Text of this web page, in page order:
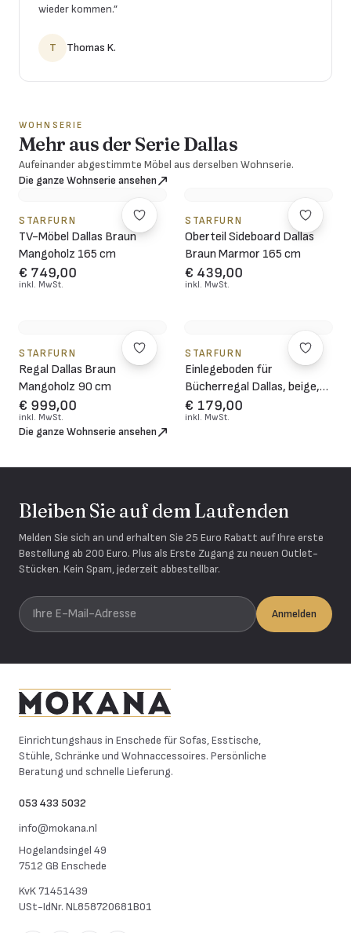
wieder kommen.”
T Thomas K.
WOHNSERIE
Mehr aus der Serie Dallas
Aufeinander abgestimmte Möbel aus derselben Wohnserie.
Die ganze Wohnserie ansehen
STARFURN
TV-Möbel Dallas Braun
Mangoholz 165 cm
€ 749,00
inkl. MwSt.
STARFURN
Oberteil Sideboard Dallas
Braun Marmor 165 cm
€ 439,00
inkl. MwSt.
STARFURN
Regal Dallas Braun
Mangoholz 90 cm
€ 999,00
inkl. MwSt.
STARFURN
Einlegeboden für
Bücherregal Dallas, beige,
Marmoroptik, 2er-Set
€ 179,00
inkl. MwSt.
Die ganze Wohnserie ansehen
Bleiben Sie auf dem Laufenden
Melden Sie sich an und erhalten Sie 25 Euro Rabatt auf Ihre erste
Bestellung ab 200 Euro. Plus als Erste Zugang zu neuen Outlet-
Stücken. Kein Spam, jederzeit abbestellbar.
Ihre E-Mail-Adresse
Anmelden
Einrichtungshaus in Enschede für Sofas, Esstische,
Stühle, Schränke und Wohnaccessoires. Persönliche
Beratung und schnelle Lieferung.
053 433 5032
info@mokana.nl
Hogelandsingel 49
7512 GB Enschede
KvK71451439
USt-IdNr. NL858720681B01